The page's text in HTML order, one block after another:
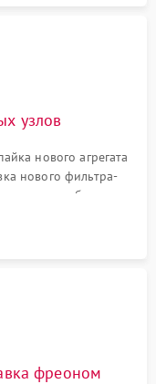
узлов
нового агрегата
нового фильтра-
обдува,
дверных петель.
фреоном